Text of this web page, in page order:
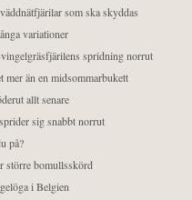
som ska skyddas
variationer
spridning norrut
än en midsommarbukett
allt senare
sig snabbt norrut
på?
större bomullsskörd
i Belgien